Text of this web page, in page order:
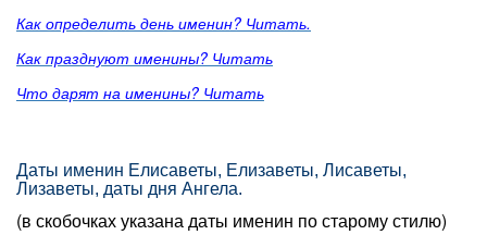
Как определить день именин? Читать.
Как празднуют именины? Читать
Что дарят на именины? Читать
Даты именин Елисаветы, Елизаветы, Лисаветы,
Лизаветы, даты дня Ангела.
(в скобочках указана даты именин по старому стилю)